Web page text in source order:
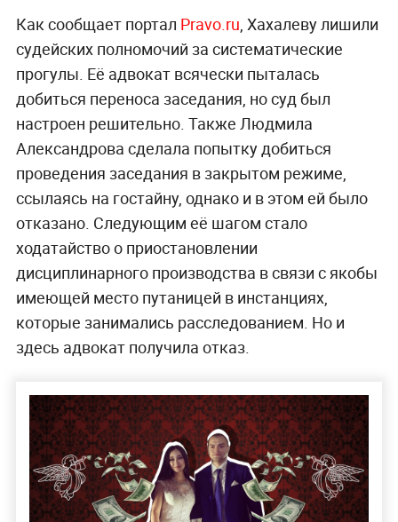
Как сообщает портал Pravo.ru, Хахалеву лишили
судейских полномочий за систематические
прогулы. Её адвокат всячески пыталась
добиться переноса заседания, но суд был
настроен решительно. Также Людмила
Александрова сделала попытку добиться
проведения заседания в закрытом режиме,
ссылаясь на гостайну, однако и в этом ей было
отказано. Следующим её шагом стало
ходатайство о приостановлении
дисциплинарного производства в связи с якобы
имеющей место путаницей в инстанциях,
которые занимались расследованием. Но и
здесь адвокат получила отказ.